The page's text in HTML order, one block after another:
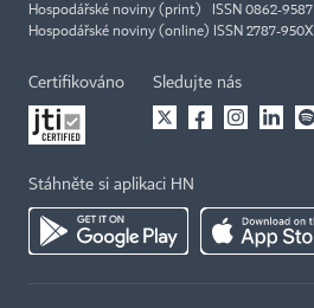
Hospodářské noviny (print) ISSN 0862-9587
Hospodářské noviny (online) ISSN 2787-950X
Certifikováno Sledujte nás
Stáhněte si aplikaci HN